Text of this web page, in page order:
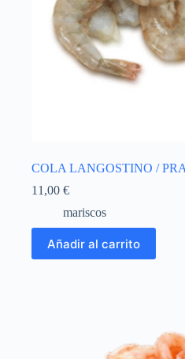
COLA LANGOSTINO /
11,00 €
mariscos
Añadir al carrito